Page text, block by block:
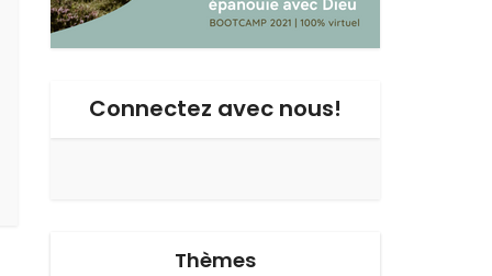
Connectez avec nous!
Thèmes